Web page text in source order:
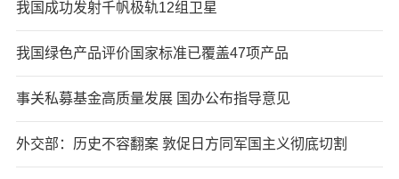
我国成功发射千帆极轨12组卫星
我国绿色产品评价国家标准已覆盖47项产品
事关私募基金高质量发展 国办公布指导意见
外交部：历史不容翻案 敦促日方同军国主义彻底切割